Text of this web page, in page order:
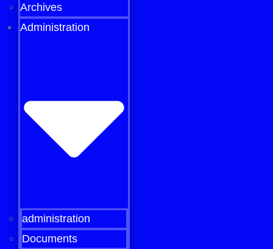
Archives
Administration
administration
Documents